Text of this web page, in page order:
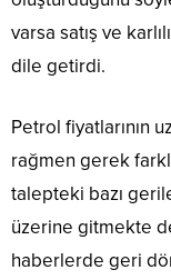
varsa satış ve
dile getirdi.
Petrol fiyatlarının
rağmen gerek
talepteki bazı
üzerine gitmekte
haberlerde geri